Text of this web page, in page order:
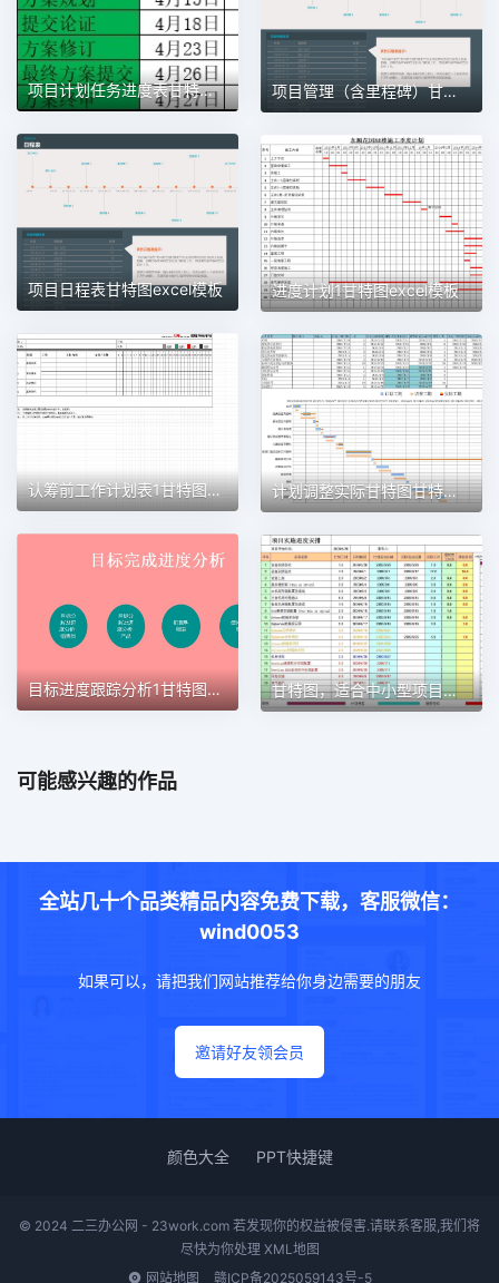
项目计划任务进度表甘特图1甘特图excel模板 项目管理（含里程碑）甘特图excel模板
项目日程表甘特图excel模板 进度计划1甘特图excel模板
认筹前工作计划表1甘特图excel模板 计划调整实际甘特图甘特图excel模板
目标进度跟踪分析1甘特图excel模板 甘特图，适合中小型项目管理使用甘特图excel模板
可能感兴趣的作品
全站几十个品类精品内容免费下载，客服微信：
wind0053
如果可以，请把我们网站推荐给你身边需要的朋友
邀请好友领会员
颜色大全 PPT快捷键
© 2024 二三办公网 - 23work.com 若发现你的权益被侵害.请联系客服,我们将
尽快为你处理 XML地图
网站地图
赣ICP备2025059143号-5